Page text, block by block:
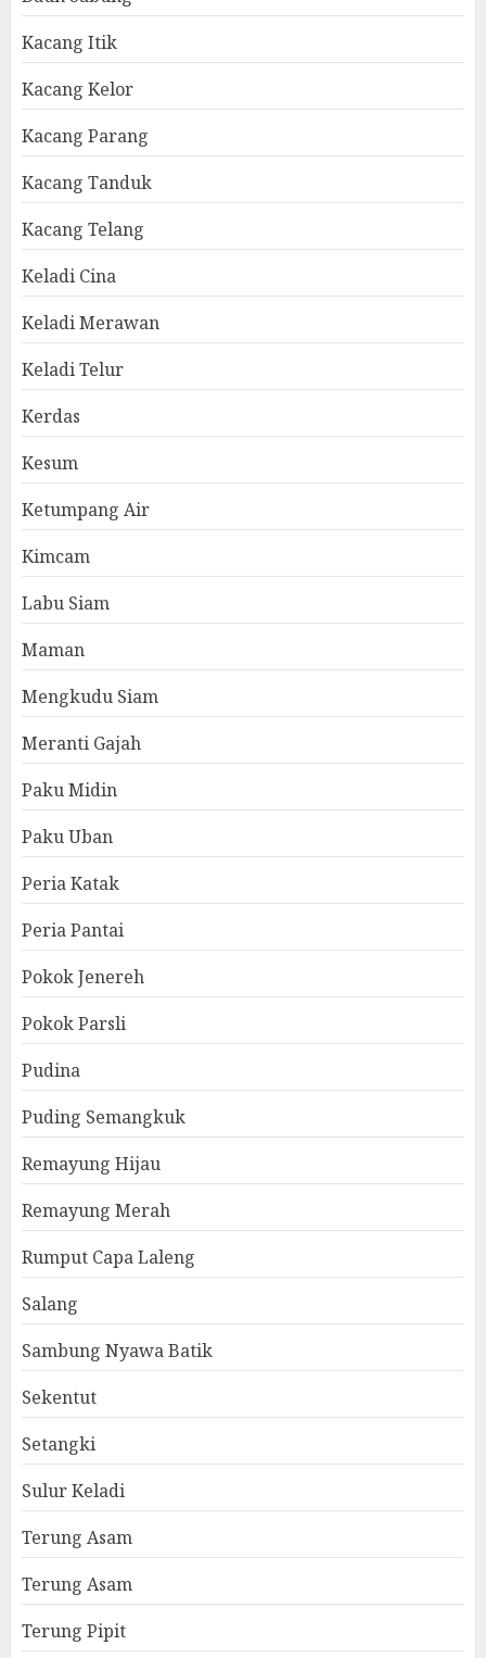
Kacang Itik
Kacang Kelor
Kacang Parang
Kacang Tanduk
Kacang Telang
Keladi Cina
Keladi Merawan
Keladi Telur
Kerdas
Kesum
Ketumpang Air
Kimcam
Labu Siam
Maman
Mengkudu Siam
Meranti Gajah
Paku Midin
Paku Uban
Peria Katak
Peria Pantai
Pokok Jenereh
Pokok Parsli
Pudina
Puding Semangkuk
Remayung Hijau
Remayung Merah
Rumput Capa Laleng
Salang
Sambung Nyawa Batik
Sekentut
Setangki
Sulur Keladi
Terung Asam
Terung Asam
Terung Pipit